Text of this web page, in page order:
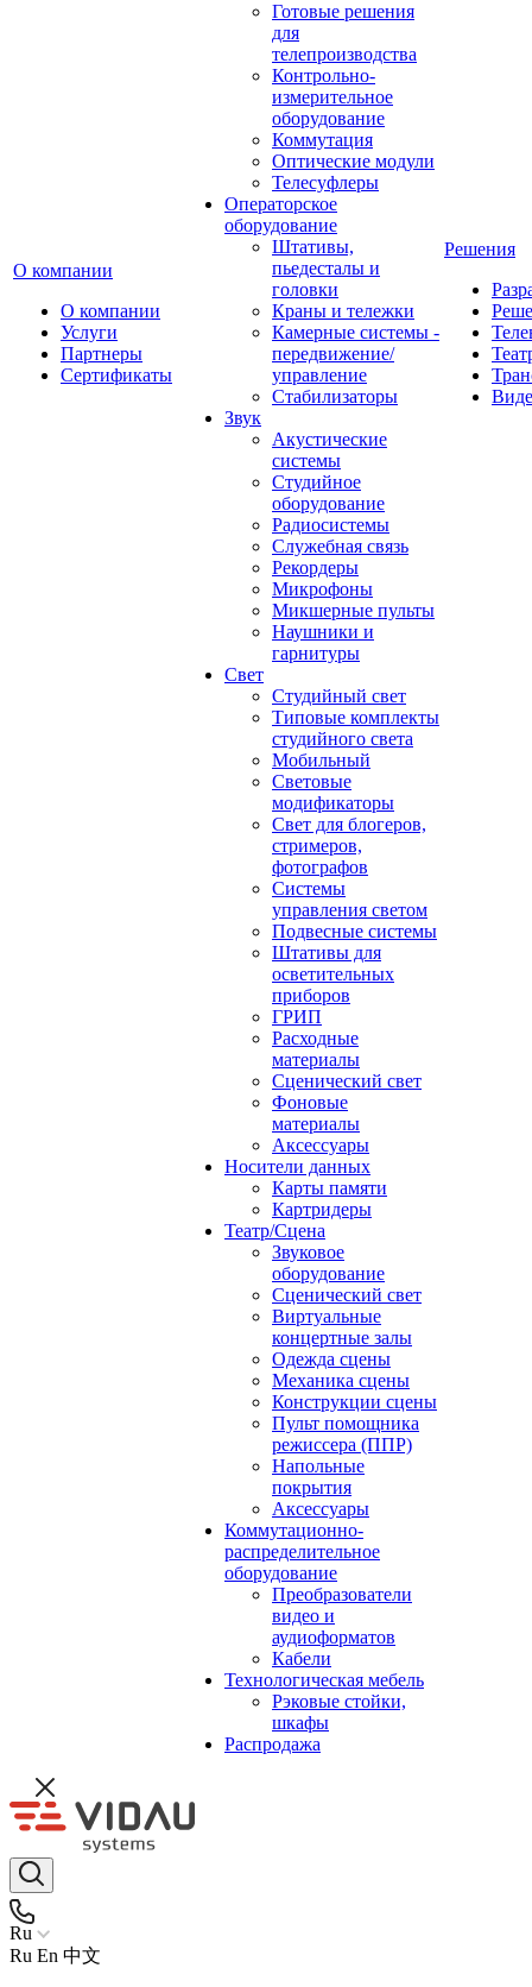
О компании
О компании
Услуги
Партнеры
Сертификаты
Готовые решения
для
телепроизводства
Контрольно-
измерительное
оборудование
Коммутация
Оптические модули
Телесуфлеры
Операторское
оборудование
Штативы,
пьедесталы и
головки
Краны и тележки
Камерные системы -
передвижение/
управление
Стабилизаторы
Звук
Акустические
системы
Студийное
оборудование
Радиосистемы
Служебная связь
Рекордеры
Микрофоны
Микшерные пульты
Наушники и
гарнитуры
Свет
Студийный свет
Типовые комплекты
студийного света
Мобильный
Световые
модификаторы
Свет для блогеров,
стримеров,
фотографов
Системы
управления светом
Подвесные системы
Штативы для
осветительных
приборов
ГРИП
Расходные
материалы
Сценический свет
Фоновые
материалы
Аксессуары
Носители данных
Карты памяти
Картридеры
Театр/Сцена
Звуковое
оборудование
Сценический свет
Виртуальные
концертные залы
Одежда сцены
Механика сцены
Конструкции сцены
Пульт помощника
режиссера (ППР)
Напольные
покрытия
Аксессуары
Коммутационно-
распределительное
оборудование
Преобразователи
видео и
аудиоформатов
Кабели
Технологическая мебель
Рэковые стойки,
шкафы
Распродажа
Решения
Ru
Ru En 中文